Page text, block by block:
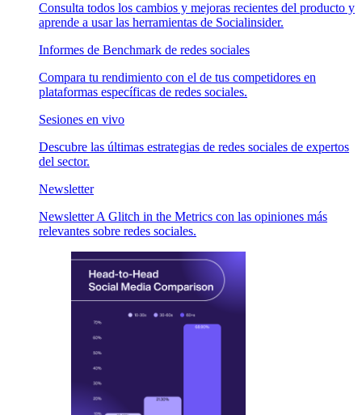
Consulta todos los cambios y mejoras recientes del producto y
aprende a usar las herramientas de Socialinsider.
Informes de Benchmark de redes sociales
Compara tu rendimiento con el de tus competidores en
plataformas específicas de redes sociales.
Sesiones en vivo
Descubre las últimas estrategias de redes sociales de expertos
del sector.
Newsletter
Newsletter A Glitch in the Metrics con las opiniones más
relevantes sobre redes sociales.